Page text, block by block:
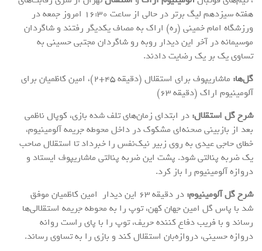
هفته سیزدهم لیگ برتر در حالی از ساعت ۱۶:۳۰ امروز جمعه در
ورزشگاه امام خمینی (ره) اراک به مصاف یکدیگر رفتند و شاگردان
موسیمانه در آخر این دیدار روبه رو شاگردان مجتبی حسینی به
تساوی یک بر یک رضایت دادند.
گل‌ها:
ماشاریپوف برای استقلال (دقیقه ۴۵+۲)، امین کاظمیان برای
آلومینیوم اراک (دقیقه ۶۳)
شرح گل استقلال: در ابتدای زمان‌های تلف شده بازی، کوپال ناظمی
بعد از بازبینی صحنه‌ای مشکوک در داخل محوطه جریمه آلومینیوم،
خطای حاجی عیدی به روی زبیر نیک‌نفس را خبرداد تا استقلال صاحب
یک ضربه پنالتی شود. پشت این ضربه پنالتی ماشاریپوف ایستاد و
دروازه آلومینیوم را باز کرد.
شرح گل آلومینیوم:
در دقیقه ۶۳ این دیدار امین کاظمیان موفق
شد با پاس گل امین جهان کهن، توپ را به محوطه جریمه استقلالی‌ها
رساند و با فریب دفاع کننده حریف، توپ را با پای راست روانه
دروازه حسینی، دروازه‌بان استقلال کند و بازی را به تساوی رساند.